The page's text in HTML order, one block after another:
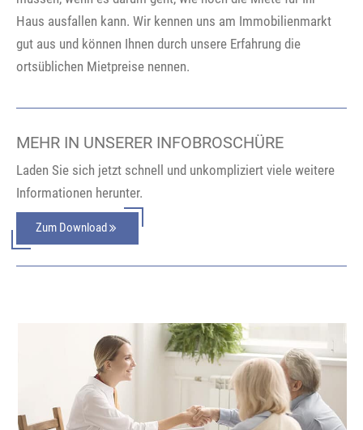
Haus ausfallen kann. Wir kennen uns am Immobilienmarkt
gut aus und können Ihnen durch unsere Erfahrung die
ortsüblichen Mietpreise nennen.
MEHR IN UNSERER INFOBROSCHÜRE
Laden Sie sich jetzt schnell und unkompliziert viele weitere
Informationen herunter.
Zum Download